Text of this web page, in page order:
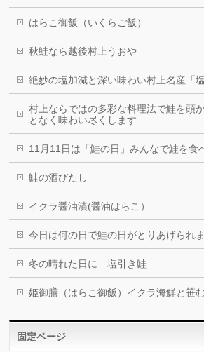
はらこ御飯（いくらご飯）
秋鮭なら越後村上うおや
絶妙の塩加減と深い味わい村上名産「塩
村上ならではの多彩な料理法で鮭を頭
となく味わい尽くします
11月11日は「鮭の日」みんなで鮭を食
鮭の酒びたし
イクラ醤油漬(醤油はらこ）
今日は何の日で鮭の日がとりあげられま
冬の晴れた日に 塩引き鮭
姫御膳（はらこ御飯）イクラ海鮮と笹
固定ページ